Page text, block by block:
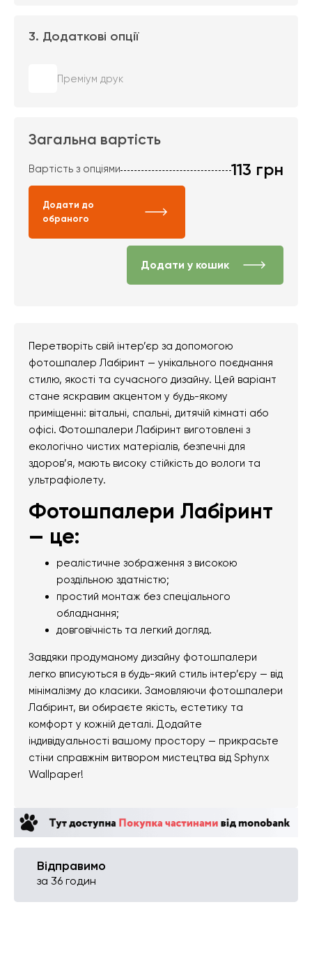
3. Додаткові опції
Преміум друк
Загальна вартість
Вартість з опціями 113 грн
Додати до
обраного
Додати у кошик
Перетворіть свій інтер’єр за допомогою
фотошпалер Лабіринт — унікального поєднання
стилю, якості та сучасного дизайну. Цей варіант
стане яскравим акцентом у будь-якому
приміщенні: вітальні, спальні, дитячій кімнаті або
офісі. Фотошпалери Лабіринт виготовлені з
екологічно чистих матеріалів, безпечні для
здоров’я, мають високу стійкість до вологи та
ультрафіолету.
Фотошпалери Лабіринт
— це:
реалістичне зображення з високою
роздільною здатністю;
простий монтаж без спеціального
обладнання;
довговічність та легкий догляд.
Завдяки продуманому дизайну фотошпалери
легко вписуються в будь-який стиль інтер’єру — від
мінімалізму до класики. Замовляючи фотошпалери
Лабіринт, ви обираєте якість, естетику та
комфорт у кожній деталі. Додайте
індивідуальності вашому простору — прикрасьте
стіни справжнім витвором мистецтва від Sphynx
Wallpaper!
Відправимо
за 36 годин